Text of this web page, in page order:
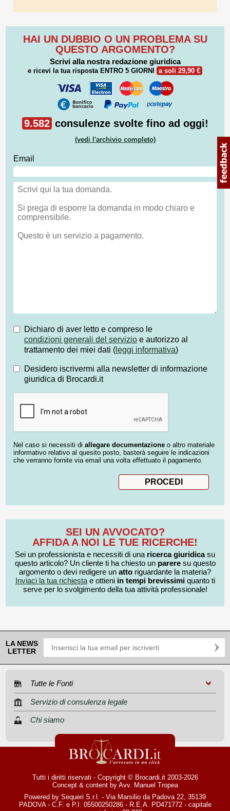
HAI UN DUBBIO O UN PROBLEMA SU
QUESTO ARGOMENTO?
Scrivi alla nostra redazione giuridica
e ricevi la tua risposta ENTRO 5 GIORNI a soli 29,90 €
9.582 consulenze svolte fino ad oggi!
(vedi l'archivio completo)
Email
Dichiaro di aver letto e compreso le
condizioni generali del servizio e autorizzo al
trattamento dei miei dati ( leggi informativa)
Desidero iscrivermi alla newsletter di informazione
giuridica di Brocardi.it
Nel caso si necessiti di allegare documentazione o altro materiale
informativo relativo al quesito posto, basterà seguire le indicazioni
che verranno fornite via email una volta effettuato il pagamento.
SEI UN AVVOCATO?
AFFIDA A NOI LE TUE RICERCHE!
Sei un professionista e necessiti di una ricerca giuridicasu
questo articolo? Un cliente ti ha chiesto un pareresu questo
argomento o devi redigere un atto riguardante la materia?
Inviaci la tua richiestae ottieni in tempi brevissimiquanto ti
serve per lo svolgimento della tua attività professionale!
LA NEWS
LETTER
Tutte le Fonti
Servizio di consulenza legale
Chi siamo
Tutti i diritti riservati - Copyright © Brocardi.it 2003-2026
Concept & content by Avv. Manuel Tropea
Powered by Sequeri S.r.l. - Via Marsilio da Padova 22, 35139
PADOVA - C.F. e P.I. 05500250286 - R.E.A. PD471772 - capitale